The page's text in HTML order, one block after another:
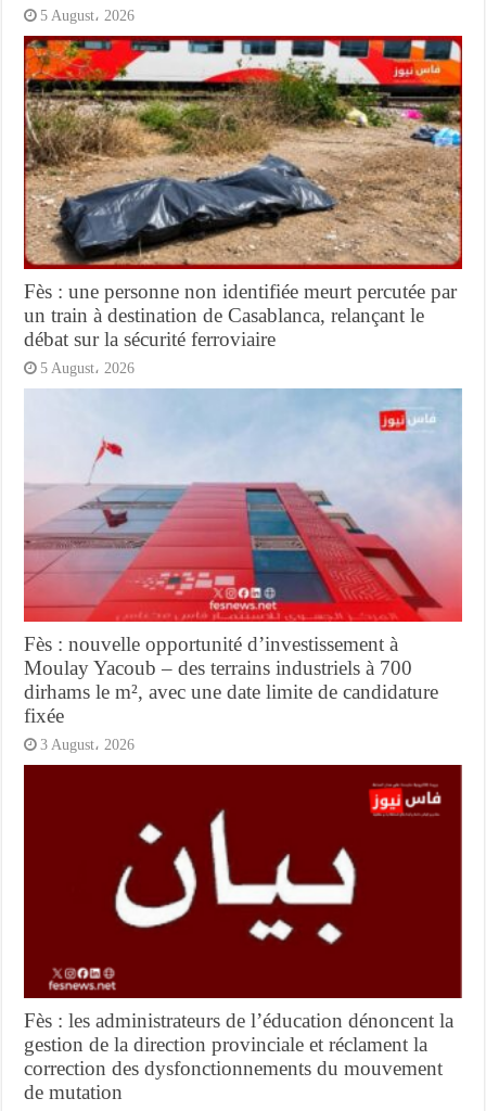
5 August، 2026
Fès : une personne non identifiée meurt percutée par
un train à destination de Casablanca, relançant le
débat sur la sécurité ferroviaire
5 August، 2026
Fès : nouvelle opportunité d’investissement à
Moulay Yacoub – des terrains industriels à 700
dirhams le m², avec une date limite de candidature
fixée
3 August، 2026
Fès : les administrateurs de l’éducation dénoncent la
gestion de la direction provinciale et réclament la
correction des dysfonctionnements du mouvement
de mutation